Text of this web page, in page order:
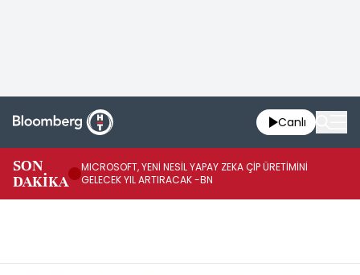
Canlı
SON
DAKİKA
MICROSOFT, YENİ NESİL YAPAY ZEKA ÇİP ÜRETİMİNİ
GELECEK YIL ARTIRACAK -BN